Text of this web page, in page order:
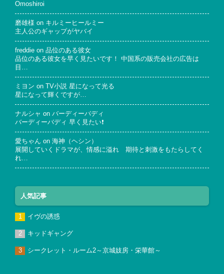
Omoshiroi
磨雄様 on キルミーヒールミー
主人公のギャップがヤバイ
freddie on 品位のある彼女
品位のある彼女を早く見たいです！ 中国系の販売会社の広告は
目…
ミヨン on
TV小説 星になって光る
星になって輝くですが…
ナルシャ on バーディーバディ
バーディーバディ 早く見たい❗
愛ちゃん on 海神（ヘシン）
展開していくドラマが、情感に溢れ 期待と刺激をもたらしてく
れ…
人気記事
イヴの誘惑
キッドギャング
シークレット・ルーム2～京城妓房・栄華館～